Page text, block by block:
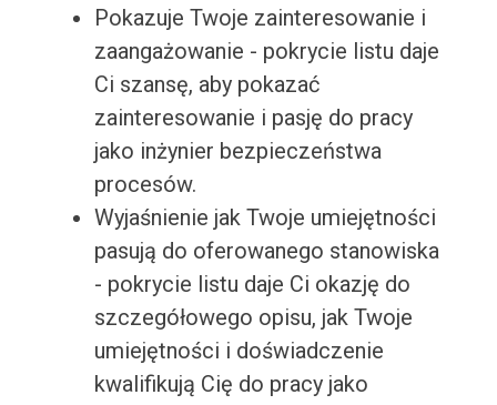
Pokazuje Twoje zainteresowanie i
zaangażowanie - pokrycie listu daje
Ci szansę, aby pokazać
zainteresowanie i pasję do pracy
jako inżynier bezpieczeństwa
procesów.
Wyjaśnienie jak Twoje umiejętności
pasują do oferowanego stanowiska
- pokrycie listu daje Ci okazję do
szczegółowego opisu, jak Twoje
umiejętności i doświadczenie
kwalifikują Cię do pracy jako